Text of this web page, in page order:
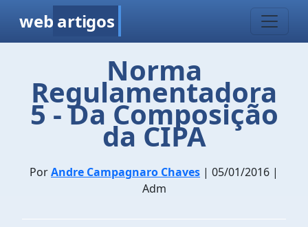
web artigos
Norma
Regulamentadora
5 - Da Composição
da CIPA
PorAndre Campagnaro Chaves | 05/01/2016 |
Adm